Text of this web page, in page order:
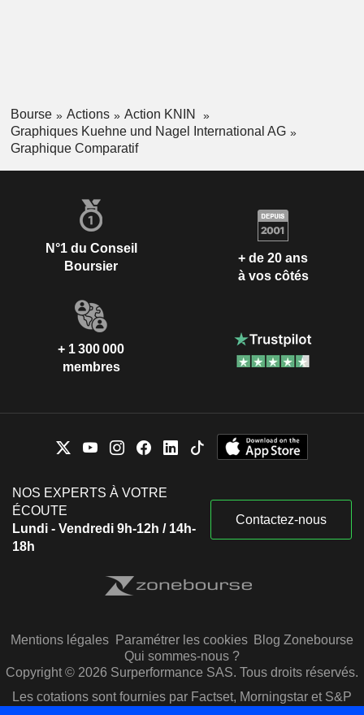
Bourse Actions
Action KNIN
Graphiques Kuehne und Nagel International AG
Graphique Comparatif
N°1 du Conseil
Boursier
+ de 20 ans
à vos côtés
+ 1 300 000
membres
NOS EXPERTS À VOTRE
ÉCOUTE
Lundi - Vendredi 9h-12h / 14h-
18h
Contactez-nous
Mentions légales Paramétrer les cookies Blog Zonebourse
Qui sommes-nous ?
Copyright © 2026 Surperformance SAS. Tous droits réservés.
Les cotations sont fournies par Factset, Morningstar et S&P